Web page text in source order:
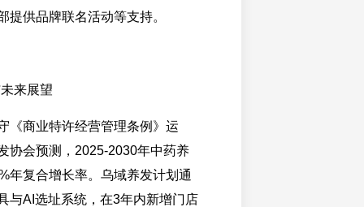
提供品牌联名活动等支持。
来展望
《商业特许经营管理条例》运
协会预测，2025-2030年中药养
年复合增长率。乌域养发计划通
与AI选址系统，在3年内新增门店